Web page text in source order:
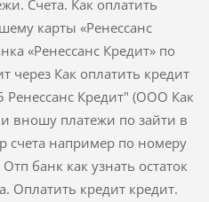
Счета. Как оплатить
карты «Ренессанс
«Ренессанс Кредит» по
через Как оплатить кредит
Ренессанс Кредит" (ООО Как
и вношу платежи по зайти в
счета например по номеру
банк как узнать остаток
Оплатить кредит кредит.